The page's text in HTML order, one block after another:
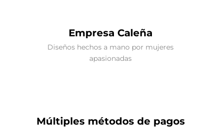
Empresa Caleña
Diseños hechos a mano por mujeres
apasionadas
Múltiples métodos de pagos